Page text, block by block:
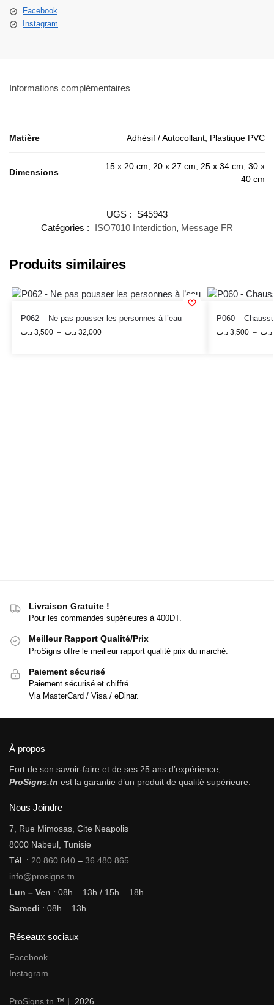
Facebook
Instagram
Informations complémentaires
Matière Adhésif / Autocollant, Plastique PVC
Dimensions
15 x 20 cm, 20 x 27 cm, 25 x 34 cm, 30 x
40 cm
UGS :
S45943
Catégories :
ISO7010 Interdiction, Message FR
Produits similaires
P062 – Ne pas pousser les personnes à l’eau
3,500 د.ت – 32,000 د.ت
P060 –
3,500 د.ت – د.ت
Livraison Gratuite !
Pour les commandes supérieures à 400DT.
Meilleur Rapport Qualité/Prix
ProSigns offre le meilleur rapport qualité prix du marché.
Paiement sécurisé
Paiement sécurisé et chiffré.
Via MasterCard / Visa / eDinar.
À propos
Fort de son savoir-faire et de ses 25 ans d’expérience,
ProSigns.tn est la garantie d’un produit de qualité supérieure.
Nous Joindre
7, Rue Mimosas, Cite Neapolis
8000 Nabeul, Tunisie
Tél. : 20 860 840 – 36 480 865
info@prosigns.tn
Lun – Ven : 08h – 13h / 15h – 18h
Samedi : 08h – 13h
Réseaux sociaux
Facebook
Instagram
ProSigns.tn ™ | 2026